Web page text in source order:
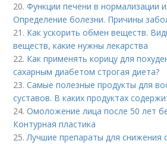
20.Функции печени в нормализации
Определение болезни. Причины
21. Как ускорить обмен веществ.
веществ, какие нужны лекарства
22. Как применять корицу для
сахарным диабетом строгая диета?
23.Самые полезные продукты для
суставов. В каких продуктах
24.Омоложение лица после 50 лет
Контурная пластика
25.Лучшие препараты для снижения